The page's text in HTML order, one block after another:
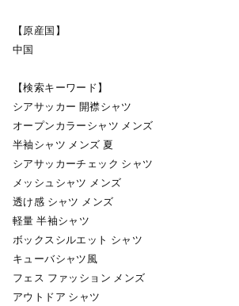
【原産国】
中国
【検索キーワード】
シアサッカー 開襟シャツ
オープンカラーシャツ メンズ
半袖シャツ メンズ 夏
シアサッカーチェック シャツ
メッシュシャツ メンズ
透け感 シャツ メンズ
軽量 半袖シャツ
ボックスシルエット シャツ
キューバシャツ風
フェス ファッション メンズ
アウトドア シャツ